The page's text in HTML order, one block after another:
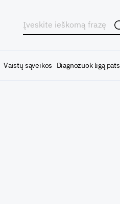
Vaistų sąveikos Diagnozuok ligą pats